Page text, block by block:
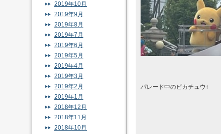
パレード中のピカチュウ↑
2019年10月
2019年9月
2019年8月
2019年7月
2019年6月
2019年5月
2019年4月
2019年3月
2019年2月
2019年1月
2018年12月
2018年11月
2018年10月